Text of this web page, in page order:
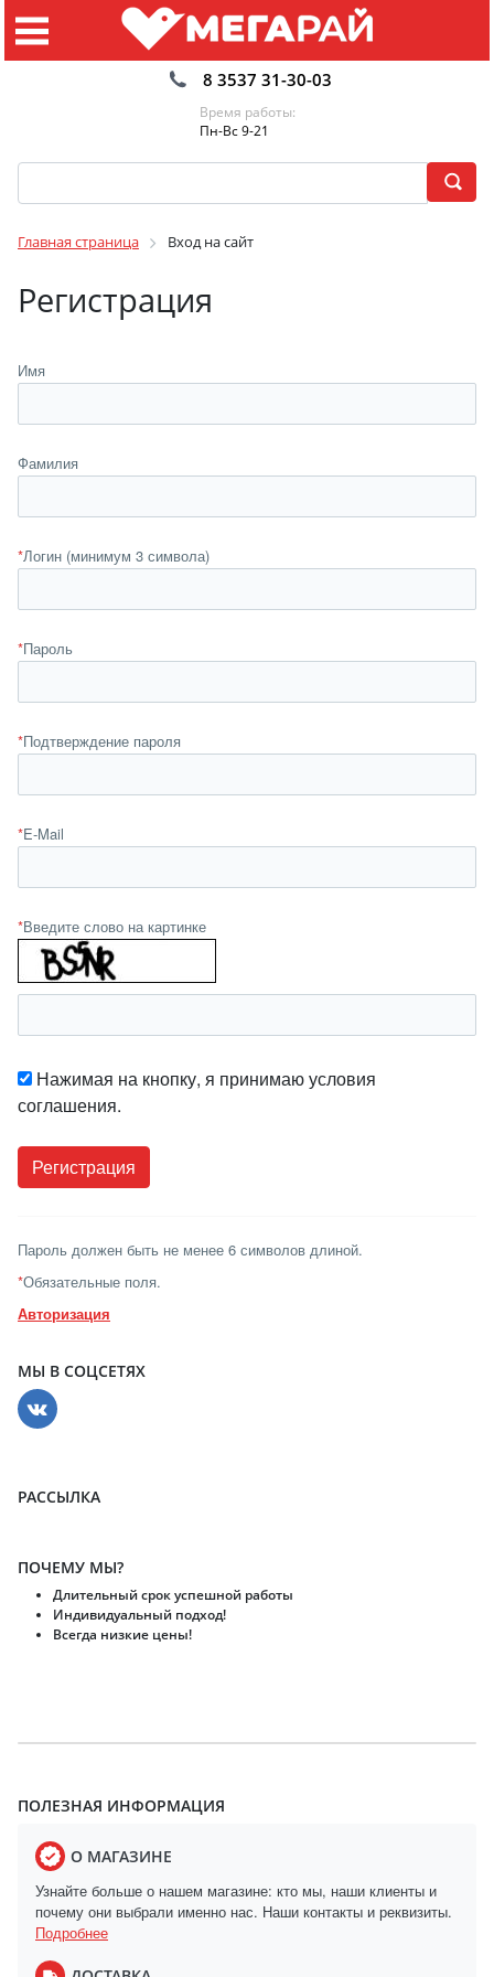
8 3537 31-30-03
Время работы:
Пн-Вс 9-21
Главная страница Вход на сайт
Регистрация
Имя
Фамилия
*Логин (минимум 3 символа)
*Пароль
*Подтверждение пароля
*E-Mail
*Введите слово на картинке
Нажимая на кнопку, я принимаю условия
соглашения.
Пароль должен быть не менее 6 символов длиной.
*Обязательные поля.
Авторизация
МЫ В СОЦСЕТЯХ
РАССЫЛКА
ПОЧЕМУ МЫ?
Длительный срок успешной работы
Индивидуальный подход!
Всегда низкие цены!
ПОЛЕЗНАЯ ИНФОРМАЦИЯ
О МАГАЗИНЕ
Узнайте больше о нашем магазине: кто мы, наши клиенты и
почему они выбрали именно нас. Наши контакты и реквизиты.
Подробнее